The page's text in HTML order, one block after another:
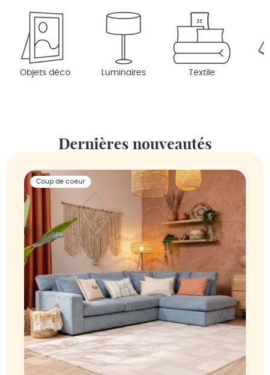
Objets déco Luminaires Textile
Dernières nouveautés
Coup de coeur